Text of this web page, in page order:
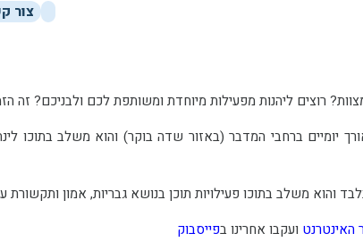
צור
חוויתי מרתק המיועד לאבות ובנים בגיל מצוות.
והוא משלב בתוכו פעילויות תוכן בנושא גבריות, אמון
האינטרנט ועקבו אחרינו בפייסבוק